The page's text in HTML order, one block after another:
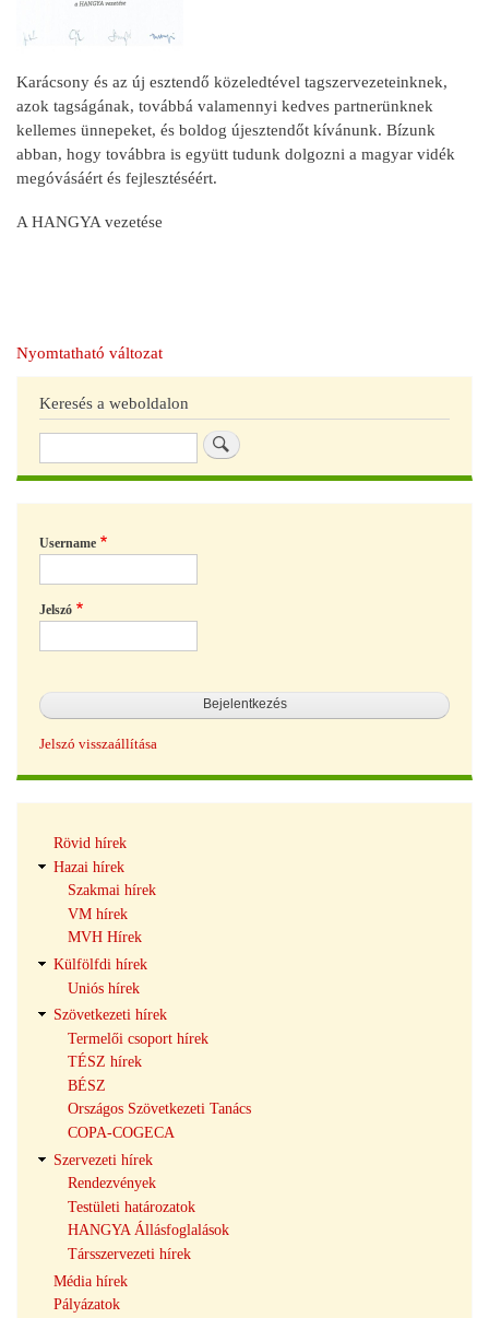
Karácsony és az új esztendő közeledtével tagszervezeteinknek,
azok tagságának, továbbá valamennyi kedves partnerünknek
kellemes ünnepeket, és boldog újesztendőt kívánunk. Bízunk
abban, hogy továbbra is együtt tudunk dolgozni a magyar vidék
megóvásáért és fejlesztéséért.
A HANGYA vezetése
Nyomtatható változat
Keresés a weboldalon
Username
Jelszó
Jelszó visszaállítása
navigáció
Rövid hírek
Hazai hírek
Szakmai hírek
VM hírek
MVH Hírek
Külfölfdi hírek
Uniós hírek
Szövetkezeti hírek
Termelői csoport hírek
TÉSZ hírek
BÉSZ
Országos Szövetkezeti Tanács
COPA-COGECA
Szervezeti hírek
Rendezvények
Testületi határozatok
HANGYA Állásfoglalások
Társszervezeti hírek
Média hírek
Pályázatok